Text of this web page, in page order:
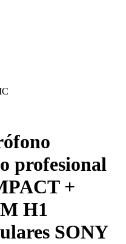
profesional
+
H1
SONY